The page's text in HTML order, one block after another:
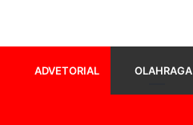
ADVETORIAL OLAHRAGA